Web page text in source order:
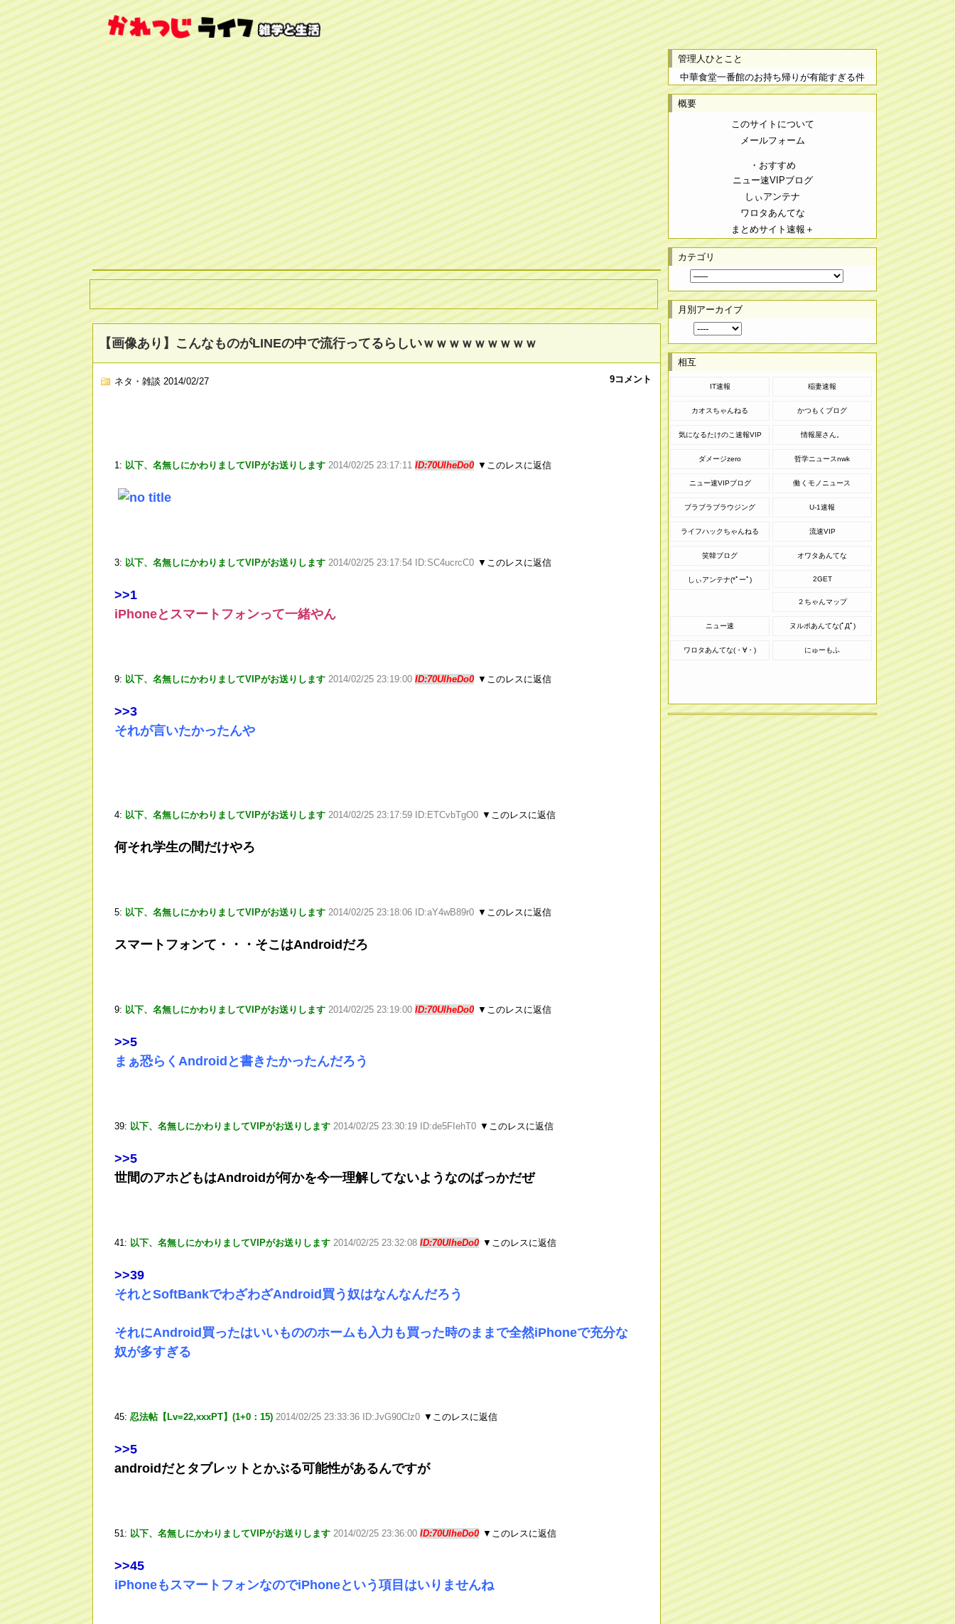
【画像あり】こんなものがLINEの中で流行ってるらしいｗｗｗｗｗｗｗｗｗ
ネタ・雑談 2014/02/27 9コメント
1: 以下、名無しにかわりましてVIPがお送りします 2014/02/25 23:17:11 ID:70UlheDo0 ▼このレスに返信
3: 以下、名無しにかわりましてVIPがお送りします 2014/02/25 23:17:54 ID:SC4ucrcC0 ▼このレスに返信
>>1
iPhoneとスマートフォンって一緒やん
9: 以下、名無しにかわりましてVIPがお送りします 2014/02/25 23:19:00 ID:70UlheDo0 ▼このレスに返信
>>3
それが言いたかったんや
4: 以下、名無しにかわりましてVIPがお送りします 2014/02/25 23:17:59 ID:ETCvbTgO0 ▼このレスに返信
何それ学生の間だけやろ
5: 以下、名無しにかわりましてVIPがお送りします 2014/02/25 23:18:06 ID:aY4wB89r0 ▼このレスに返信
スマートフォンて・・・そこはAndroidだろ
9: 以下、名無しにかわりましてVIPがお送りします 2014/02/25 23:19:00 ID:70UlheDo0 ▼このレスに返信
>>5
まぁ恐らくAndroidと書きたかったんだろう
39: 以下、名無しにかわりましてVIPがお送りします 2014/02/25 23:30:19 ID:de5FIehT0 ▼このレスに返信
>>5
世間のアホどもはAndroidが何かを今一理解してないようなのばっかだぜ
41: 以下、名無しにかわりましてVIPがお送りします 2014/02/25 23:32:08 ID:70UlheDo0 ▼このレスに返信
>>39
それとSoftBankでわざわざAndroid買う奴はなんなんだろう
それにAndroid買ったはいいもののホームも入力も買った時のままで全然iPhoneで充分な
奴が多すぎる
45: 忍法帖【Lv=22,xxxPT】(1+0：15) 2014/02/25 23:33:36 ID:JvG90Clz0 ▼このレスに返信
>>5
androidだとタブレットとかぶる可能性があるんですが
51: 以下、名無しにかわりましてVIPがお送りします 2014/02/25 23:36:00 ID:70UlheDo0 ▼このレスに返信
>>45
iPhoneもスマートフォンなのでiPhoneという項目はいりませんね
管理人ひとこと
中華食堂一番館のお持ち帰りが有能すぎる件
概要
このサイトについて
メールフォーム
・おすすめ
ニュー速VIPブログ
しぃアンテナ
ワロタあんてな
まとめサイト速報＋
カテゴリ
月別アーカイブ
相互
IT速報 稲妻速報
カオスちゃんねる かつもくブログ
気になるたけのこ速報VIP 情報屋さん。
ダメージzero 哲学ニュースnwk
ニュー速VIPブログ 働くモノニュース
ブラブラブラウジング U-1速報
ライフハックちゃんねる 流速VIP
笑韓ブログ オワタあんてな
しぃアンテナ(*ﾟーﾟ) 2GET
２ちゃんマップ
ニュー速 ヌルポあんてな(ﾟДﾟ)
ワロタあんてな(・∀・) にゅーもふ